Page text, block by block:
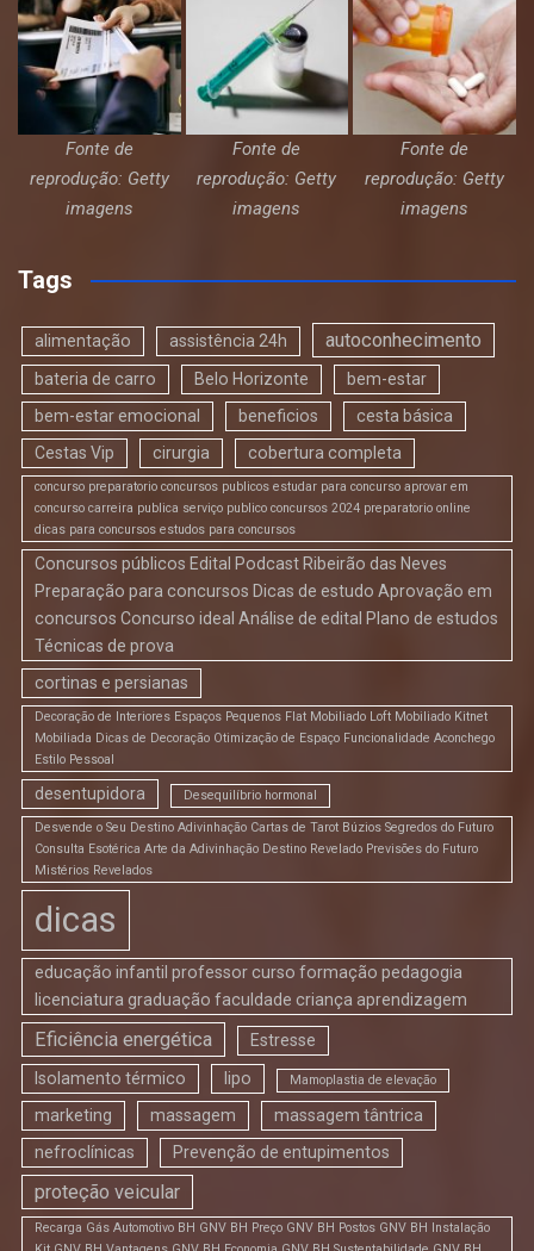
Fonte de
reprodução: Getty
imagens
Fonte de
reprodução: Getty
imagens
Fonte de
reprodução: Getty
imagens
Tags
alimentação assistência 24h autoconhecimento
bateria de carro Belo Horizonte
bem-estar
bem-estar emocional
beneficios
cesta básica
Cestas Vip
cirurgia cobertura completa
concurso preparatorio concursos publicos estudar para concurso aprovar em
concurso carreira publica serviço publico concursos 2024 preparatorio online
dicas para concursos estudos para concursos
Concursos públicos Edital Podcast Ribeirão das Neves
Preparação para concursos Dicas de estudo Aprovação em
concursos Concurso ideal Análise de edital Plano de estudos
Técnicas de prova
cortinas e persianas
Decoração de Interiores Espaços Pequenos Flat Mobiliado Loft Mobiliado Kitnet
Mobiliada Dicas de Decoração Otimização de Espaço Funcionalidade Aconchego
Estilo Pessoal
desentupidora Desequilíbrio hormonal
Desvende o Seu Destino Adivinhação Cartas de Tarot Búzios Segredos do Futuro
Consulta Esotérica Arte da Adivinhação Destino Revelado Previsões do Futuro
Mistérios Revelados
dicas
educação infantil professor curso formação pedagogia
licenciatura graduação faculdade criança aprendizagem
Eficiência energética
Estresse
Isolamento térmico
lipo Mamoplastia de elevação
marketing massagem
massagem tântrica
nefroclínicas
Prevenção de entupimentos
proteção veicular
Recarga Gás Automotivo BH GNV BH Preço GNV BH Postos GNV BH Instalação